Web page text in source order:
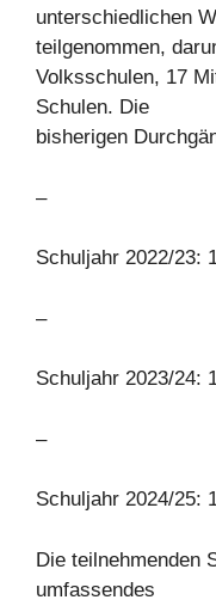
unterschiedlichen
teilgenommen,
Volksschulen, 17
Schulen. Die
bisherigen
–
Schuljahr 2022/23:
–
Schuljahr 2023/24:
–
Schuljahr 2024/25:
Die teilnehmenden
umfassendes